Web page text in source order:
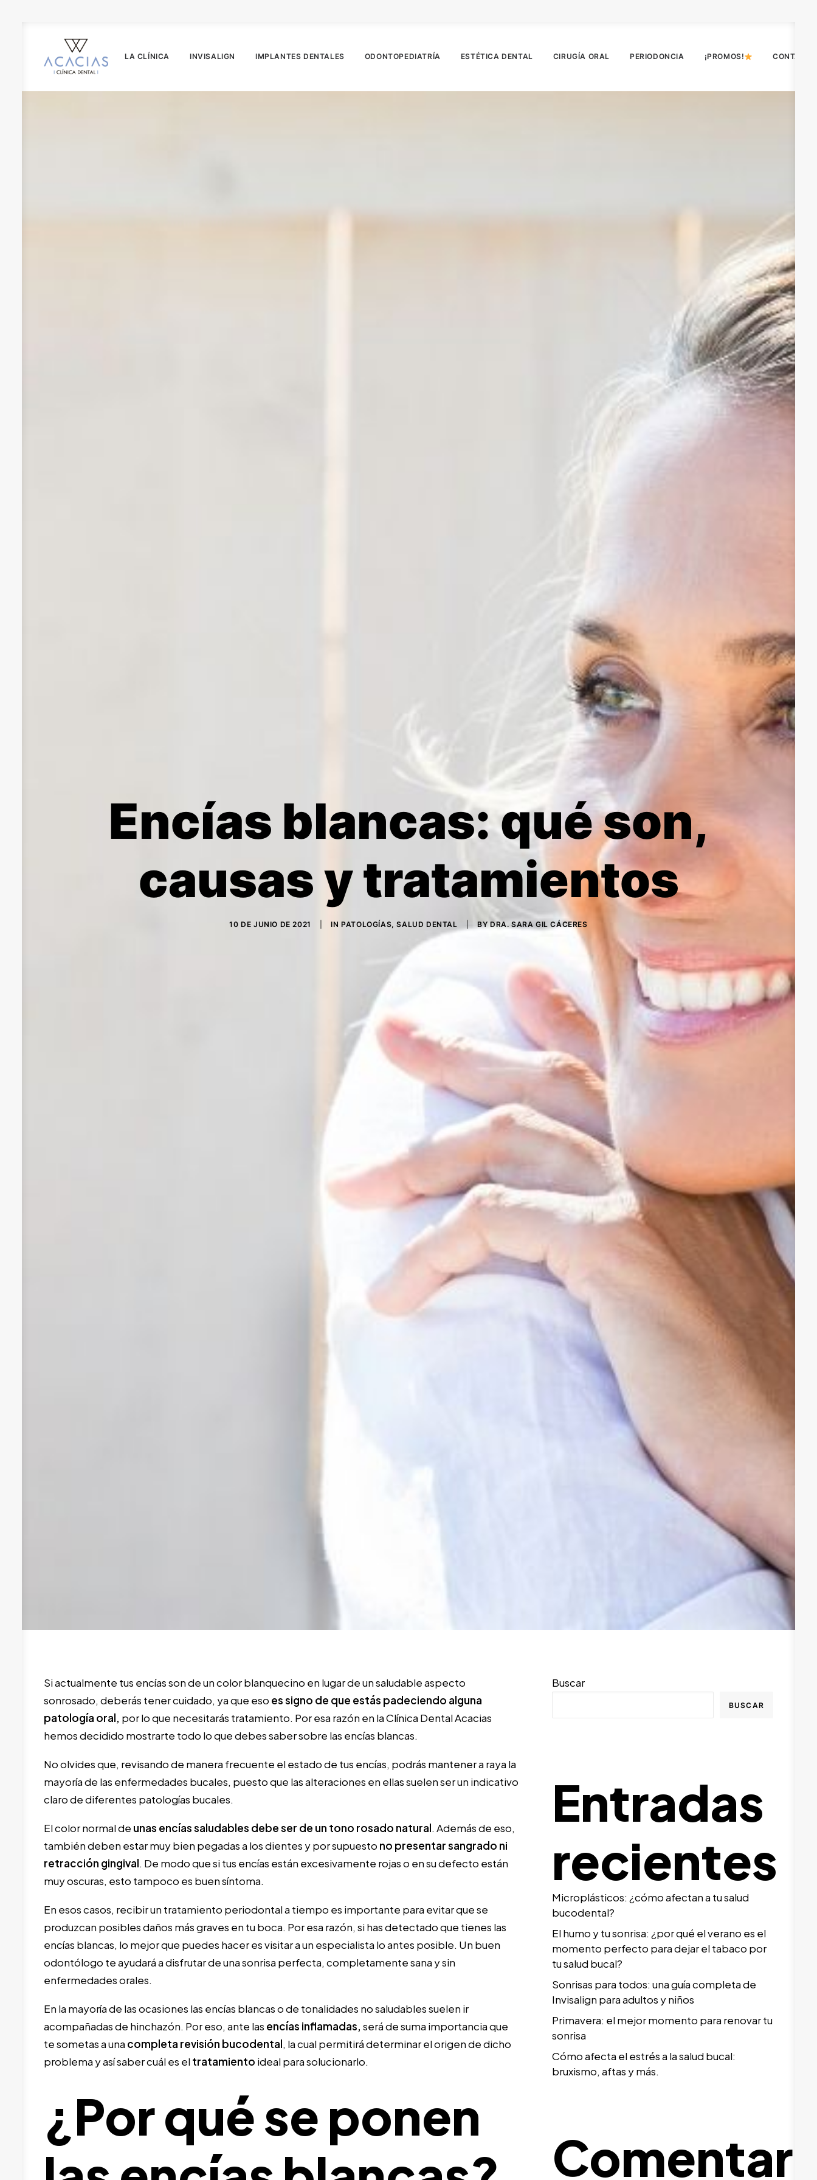
LA CLÍNICA INVISALIGN IMPLANTES DENTALES ODONTOPEDIATRÍA ESTÉTICA DENTAL CIRUGÍA ORAL PERIODONCIA ¡PROMOS! CONTACTO
Encías blancas: qué son,
causas y tratamientos
10 DE JUNIO DE 2021 INPATOLOGÍAS,SALUD DENTAL BYDRA. SARA GIL CÁCERES
Si actualmente tus encías son de un color blanquecino en lugar de un saludable aspecto
sonrosado, deberás tener cuidado, ya que eso es signo de que estás padeciendo alguna
patología oral, por lo que necesitarás tratamiento. Por esa razón en laClínica Dental Acacias
hemos decidido mostrarte todo lo que debes saber sobre las encías blancas.
No olvides que, revisando de manera frecuente el estado de tus encías, podrás mantener a raya la
mayoría de las enfermedades bucales, puesto que las alteraciones en ellas suelen ser un indicativo
claro de diferentes patologías bucales.
El color normal de unas encías saludables debe ser de un tono rosado natural. Además de eso,
también deben estar muy bien pegadas a los dientes y por supuesto no presentar sangrado ni
retracción gingival. De modo que si tus encías están excesivamente rojas o en su defecto están
muy oscuras, esto tampoco es buen síntoma.
En esos casos, recibir un tratamiento periodontal a tiempo es importante para evitar que se
produzcan posibles daños más graves en tu boca. Por esa razón, si has detectado que tienes las
encías blancas, lo mejor que puedes hacer es visitar a un especialista lo antes posible. Un buen
odontólogo te ayudará a disfrutar de una sonrisa perfecta, completamente sana y sin
enfermedades orales.
En la mayoría de las ocasiones las encías blancas o de tonalidades no saludables suelen ir
acompañadas de hinchazón. Por eso, ante las encías inflamadas, será de suma importancia que
te sometas a una completa revisión bucodental, la cual permitirá determinar el origen de dicho
problema y así saber cuál es eltratamiento ideal para solucionarlo.
¿Por qué se ponen
Buscar
BUSCAR
Entradas
recientes
Microplásticos: ¿cómo afectan a tu salud
bucodental?
El humo y tu sonrisa: ¿por qué el verano es el
momento perfecto para dejar el tabaco por
tu salud bucal?
Sonrisas para todos: una guía completa de
Invisalign para adultos y niños
Primavera: el mejor momento para renovar tu
sonrisa
Cómo afecta el estrés a la salud bucal:
bruxismo, aftas y más.